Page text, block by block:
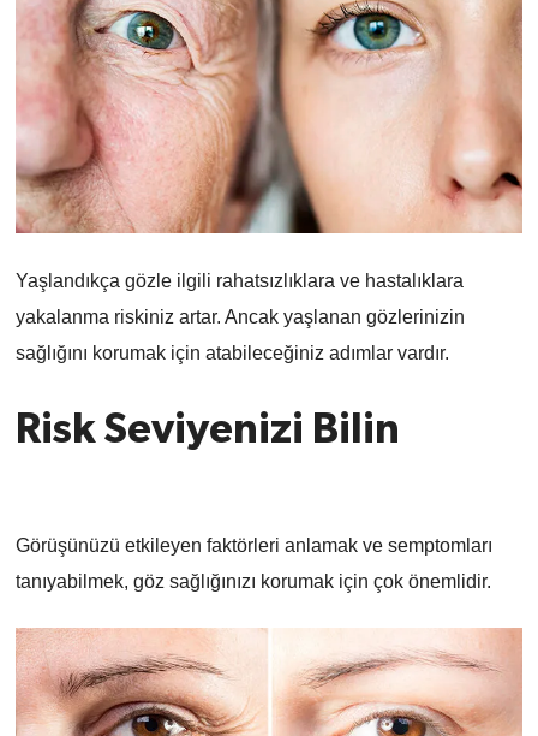
Yaşlandıkça gözle ilgili rahatsızlıklara ve hastalıklara
yakalanma riskiniz artar. Ancak yaşlanan gözlerinizin
sağlığını korumak için atabileceğiniz adımlar vardır.
Risk Seviyenizi Bilin
Görüşünüzü etkileyen faktörleri anlamak ve semptomları
tanıyabilmek, göz sağlığınızı korumak için çok önemlidir.